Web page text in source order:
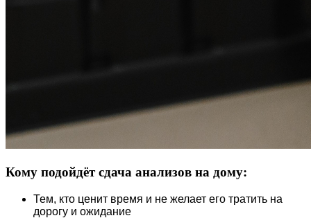
Кому подойдёт сдача анализов на дому:
Тем, кто ценит время и не желает его тратить на
дорогу и ожидание